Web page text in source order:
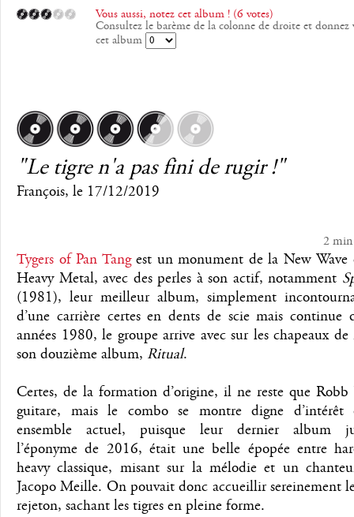
Vous aussi, notez cet album ! (6 votes)
Consultez le barème de la colonne de droite et donnez
cet album
"Le tigre n'a pas fini de rugir !"
François, le 17/12/2019
2 min
Tygers of Pan Tangest un monument de la New
Heavy Metal, avec des perles à son actif, notamment
(1981), leur meilleur album, simplement
d’une carrière certes en dents de scie mais continue
années 1980, le groupe arrive avec sur les chapeaux de
son douzième album, Ritual.
Certes, de la formation d’origine, il ne reste que
guitare, mais le combo se montre digne d’intérêt
ensemble actuel, puisque leur dernier album
l’éponyme de 2016, était une belle épopée entre
heavy classique, misant sur la mélodie et un
Jacopo Meille. On pouvait donc accueillir sereinement
rejeton, sachant les tigres en pleine forme.